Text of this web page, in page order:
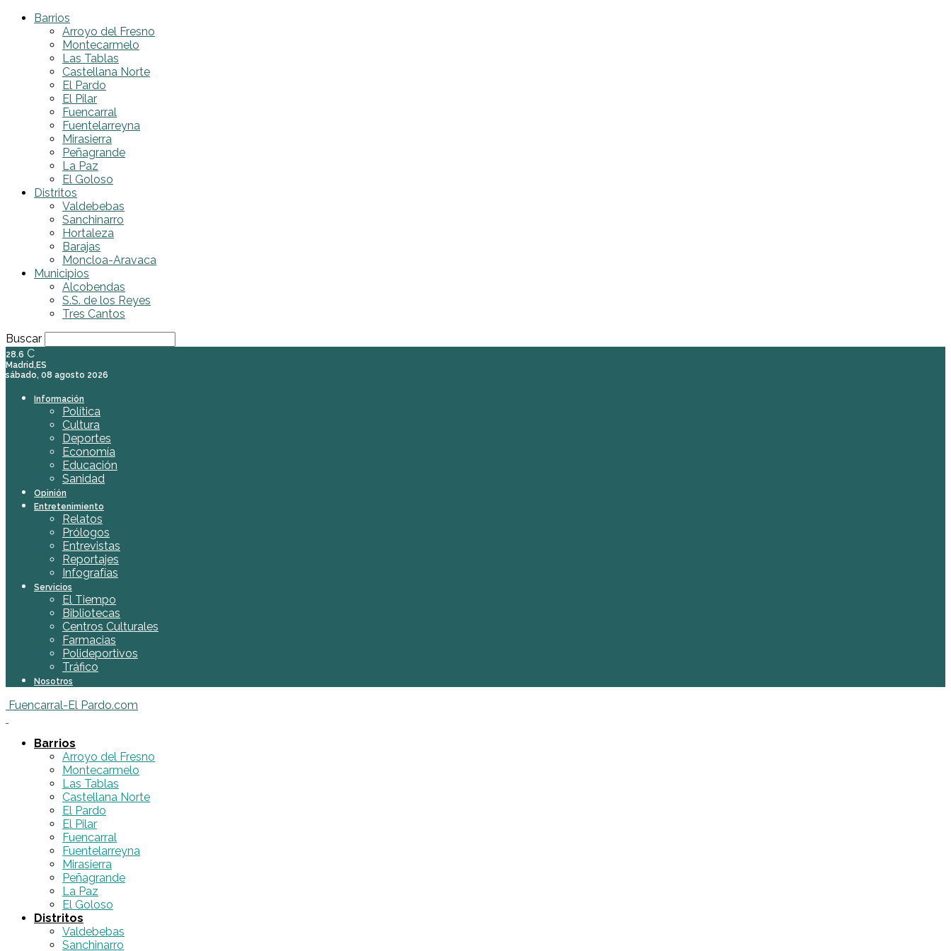
Barrios
Arroyo del Fresno
Montecarmelo
Las Tablas
Castellana Norte
El Pardo
El Pilar
Fuencarral
Fuentelarreyna
Mirasierra
Peñagrande
La Paz
El Goloso
Distritos
Valdebebas
Sanchinarro
Hortaleza
Barajas
Moncloa-Aravaca
Municipios
Alcobendas
S.S. de los Reyes
Tres Cantos
Buscar
28.6 C
Madrid,ES
sábado, 08 agosto 2026
Información
Política
Cultura
Deportes
Economía
Educación
Sanidad
Opinión
Entretenimiento
Relatos
Prólogos
Entrevistas
Reportajes
Infografías
Servicios
El Tiempo
Bibliotecas
Centros Culturales
Farmacias
Polideportivos
Tráfico
Nosotros
Fuencarral-El Pardo.com
Barrios
Arroyo del Fresno
Montecarmelo
Las Tablas
Castellana Norte
El Pardo
El Pilar
Fuencarral
Fuentelarreyna
Mirasierra
Peñagrande
La Paz
El Goloso
Distritos
Valdebebas
Sanchinarro